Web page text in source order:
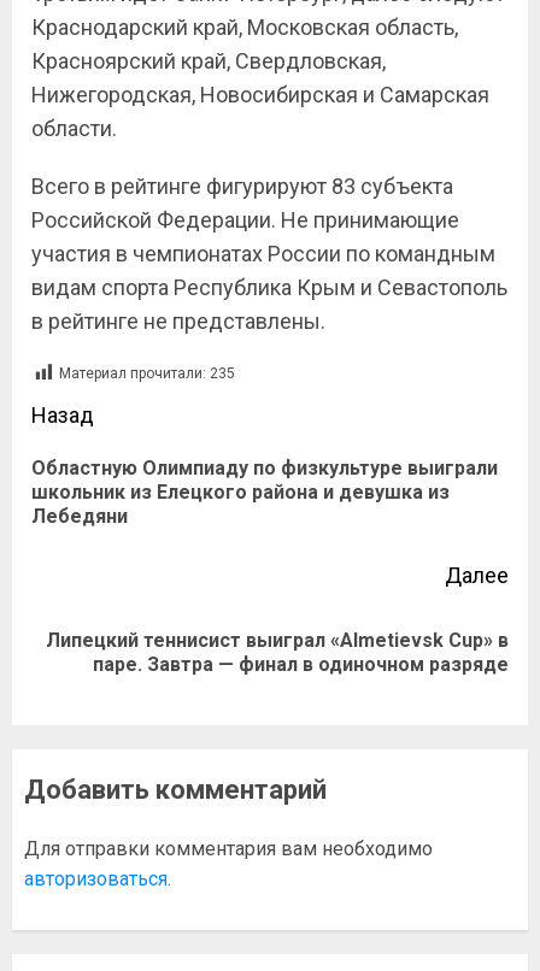
Краснодарский край, Московская область,
Красноярский край, Свердловская,
Нижегородская, Новосибирская и Самарская
области.
Всего в рейтинге фигурируют 83 субъекта
Российской Федерации. Не принимающие
участия в чемпионатах России по командным
видам спорта Республика Крым и Севастополь
в рейтинге не представлены.
Материал прочитали: 235
Назад
Областную Олимпиаду по физкультуре выиграли
школьник из Елецкого района и девушка из
Лебедяни
Далее
Липецкий теннисист выиграл «Almetievsk Cup» в
паре. Завтра — финал в одиночном разряде
Добавить комментарий
Для отправки комментария вам необходимо
авторизоваться.